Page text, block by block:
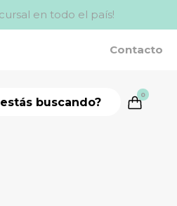
en todo el país!
Contacto
0